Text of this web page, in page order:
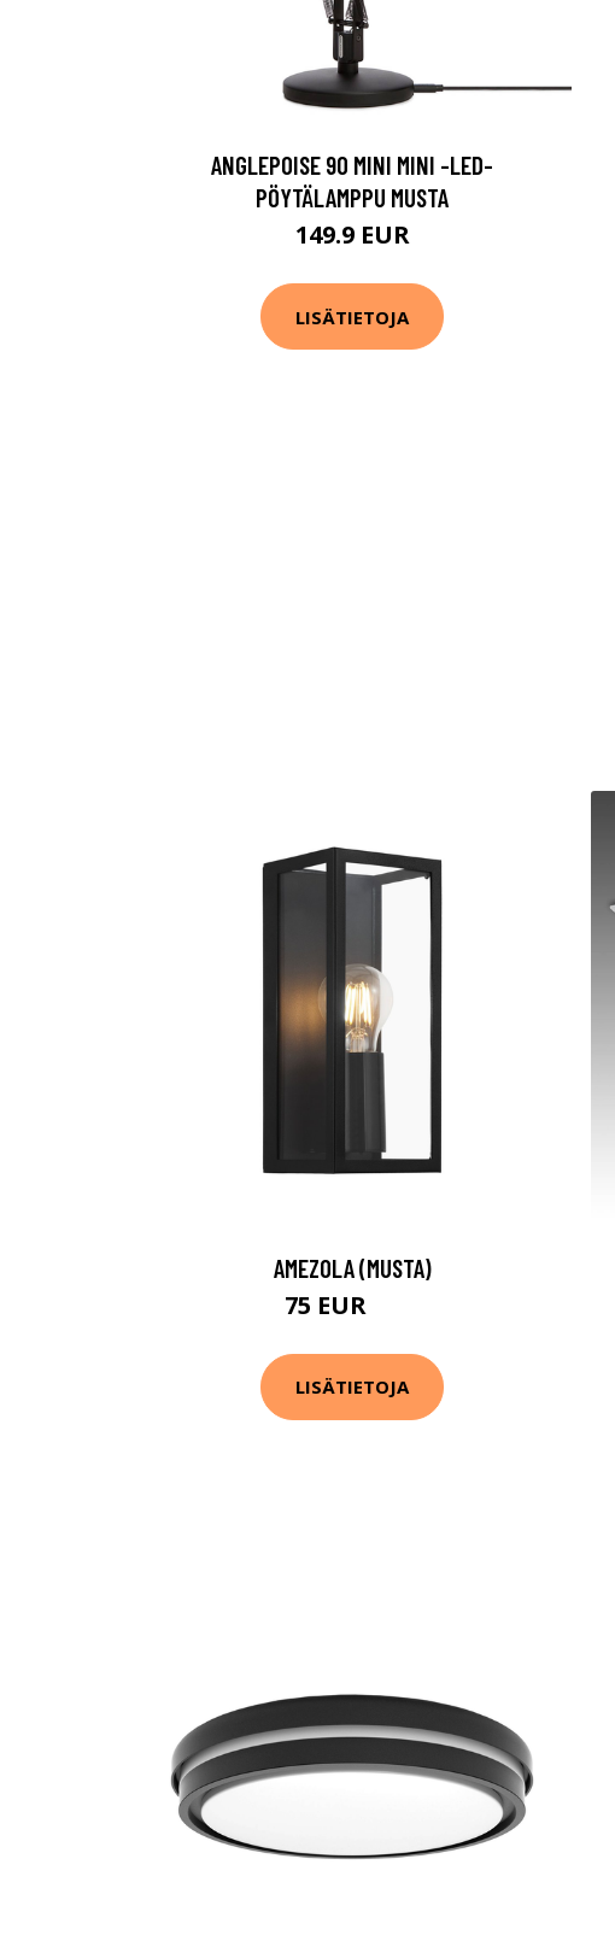
ANGLEPOISE 90 MINI MINI -LED-
PÖYTÄLAMPPU MUSTA
149.9 EUR
LISÄTIETOJA
AMEZOLA (MUSTA)
75 EUR
LISÄTIETOJA